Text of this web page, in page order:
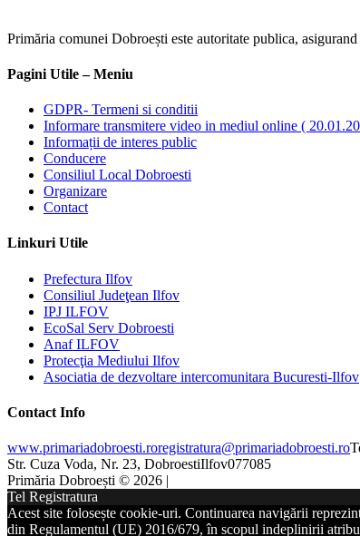
Primăria comunei Dobroești este autoritate publica,
Pagini Utile – Meniu
GDPR- Termeni si conditii
Informare transmitere video in mediul online (
Informații de interes public
Conducere
Consiliul Local Dobroesti
Organizare
Contact
Linkuri Utile
Prefectura Ilfov
Consiliul Judeţean Ilfov
IPJ ILFOV
EcoSal Serv Dobroesti
Anaf ILFOV
Protecţia Mediului Ilfov
Asociatia de dezvoltare intercomunitara Bucuresti-Ilfov
Contact Info
www.primariadobroesti.roregistratura@primariadobroesti.ro
Str. Cuza Voda, Nr. 23, DobroestiIlfov077085
Primăria Dobroești © 2026 |
Tel Registratura
Acest site folosește cookie-uri. Continuarea navigării
din Regulamentul (UE) 2016/679, în scopul indeplinirii